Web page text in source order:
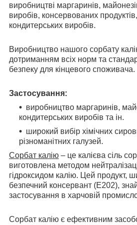
виробництві маргаринів,
виробів, консервованих
кондитерських виробів.
Виробництво нашого сорбату
дотриманням всіх норм та
безпеку для кінцевого споживача.
Застосування:
виробництво маргаринів,
кондитерських виробів та ін.
широкий вибір хімічних
різноманітних галузей.
Сорбат калію – це калієва сіль
виготовлена методом
гідроксидом калію. Цей продукт,
безпечний консервант (Е202),
застосування в харчовій
Сорбат калію є ефективним